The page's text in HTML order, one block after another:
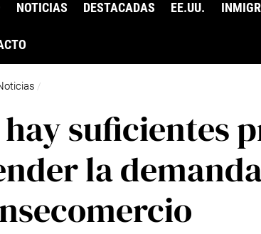
NOTICIAS DESTACADAS EE.UU.
/
hay suficientes
la